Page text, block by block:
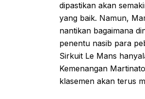
dipastikan akan
yang baik. Namun,
nantikan bagaimana
penentu nasib para
Sirkuit Le Mans
Kemenangan
klasemen akan terus